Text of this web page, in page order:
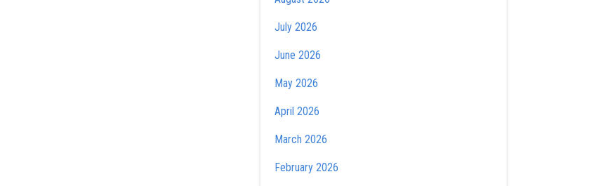
July 2026
June 2026
May 2026
April 2026
March 2026
February 2026